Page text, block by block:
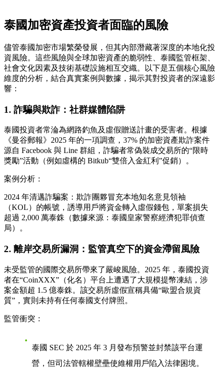
泰國加密資產投資者面臨的風險
儘管泰國加密市場繁榮發展，但其內部潛藏著深度的本地化投
資風險。這些風險與全球加密資產的脆弱性、泰國監管框架、
社會文化因素及技術基礎設施相互交織。以下是五個核心風險
維度的分析，結合真實案例與數據，揭示其對投資者的深遠影
響：
1. 詐騙與欺詐：社群媒體陷阱
泰國投資者常淪為網路釣魚及虛假贈送計畫的受害者。根據
《曼谷郵報》2025 年的一項調查，37% 的加密資產欺詐案件
源自 Facebook 與 Line 群組，詐騙者常偽裝成交易所的“限時
獎勵”活動（例如虛構的 Bitkub“雙倍入金紅利”促銷）。
案例分析：
2024 年清邁詐騙案：欺詐團夥冒充本地知名意見領袖
（KOL）的帳號，誘導用戶將資金轉入虛假錢包，單案損失
超過 2,000 萬泰銖（數據來源：泰國皇家警察經濟犯罪偵查
局）。
2. 離岸交易所漏洞：監管真空下的資金滯留風險
未受監管的國際交易所帶來了嚴峻風險。2025 年，泰國投資
者在“CoinXXX”（化名）平台上遭遇了大規模提幣凍結，涉
案金額超 1.5 億泰銖。該交易所虛假宣稱具備“歐盟合規資
質”，實則未持有任何泰國支付牌照。
監管衝突：
泰國 SEC 於 2025 年 3 月發布預警並封禁該平台運
營，但司法管轄權壁壘使維權用戶陷入法律困境。